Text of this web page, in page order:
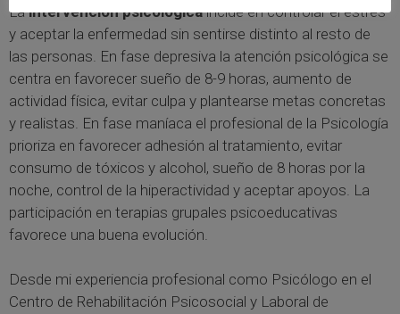
Laintervención psicológicaincide en controlar el estrés
y aceptar la enfermedad sin sentirse distinto al resto de
las personas. En fase depresiva la atención psicológica se
centra en favorecer sueño de 8-9 horas, aumento de
actividad física, evitar culpa y plantearse metas concretas
y realistas. En fase maníaca el profesional de la Psicología
prioriza en favorecer adhesión al tratamiento, evitar
consumo de tóxicos y alcohol, sueño de 8 horas por la
noche, control de la hiperactividad y aceptar apoyos. La
participación en terapias grupales psicoeducativas
favorece una buena evolución.
Desde mi experiencia profesional como Psicólogo en el
Centro de Rehabilitación Psicosocial y Laboral de